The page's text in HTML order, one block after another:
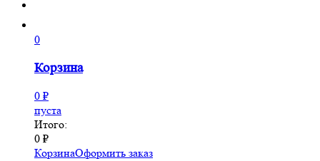
0
Корзина
0 ₽
пуста
Итого:
0 ₽
КорзинаОформить заказ